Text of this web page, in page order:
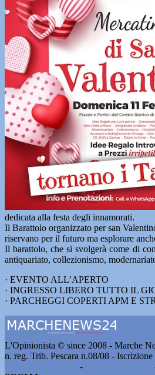
dedicata alla festa degli innamorati.
Il Barattolo organizzato per san
riservano per il futuro ma esplorare
Il barattolo, che si svolgerà come di
antiquariato, collezionismo,
· EVENTO ALL’APERTO
· INGRESSO LIBERO TUTTO IL
· PARCHEGGI COPERTI APM E
L'Opinionista © since 2008 - Marche
n. reg. Trib. Pescara n.08/08 -
-